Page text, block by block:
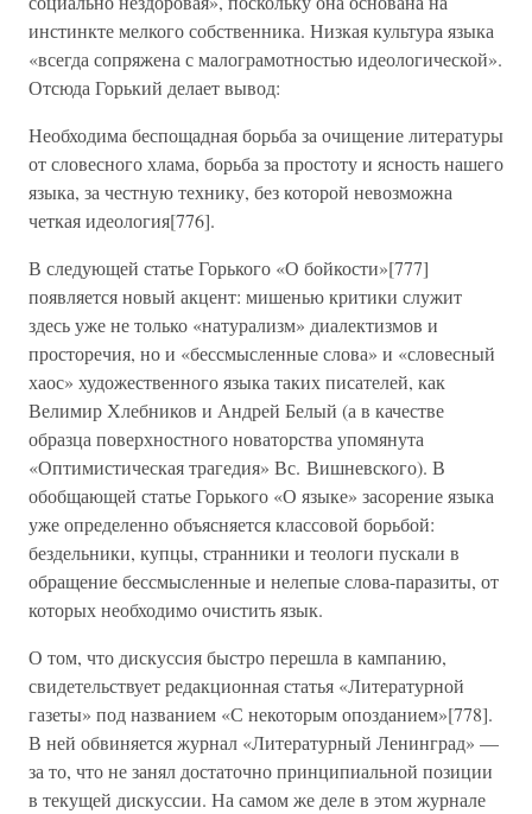
инстинкте мелкого собственника. Низкая культура языка
«всегда сопряжена с малограмотностью идеологической».
Отсюда Горький делает вывод:
Необходима беспощадная борьба за очищение литературы
от словесного хлама, борьба за простоту и ясность нашего
языка, за честную технику, без которой невозможна
четкая идеология[776].
В следующей статье Горького «О бойкости»[777]
появляется новый акцент: мишенью критики служит
здесь уже не только «натурализм» диалектизмов и
просторечия, но и «бессмысленные слова» и «словесный
хаос» художественного языка таких писателей, как
Велимир Хлебников и Андрей Белый (а в качестве
образца поверхностного новаторства упомянута
«Оптимистическая трагедия» Вс. Вишневского). В
обобщающей статье Горького «О языке» засорение языка
уже определенно объясняется классовой борьбой:
бездельники, купцы, странники и теологи пускали в
обращение бессмысленные и нелепые слова-паразиты, от
которых необходимо очистить язык.
О том, что дискуссия быстро перешла в кампанию,
свидетельствует редакционная статья «Литературной
газеты» под названием «С некоторым опозданием»[778].
В ней обвиняется журнал «Литературный Ленинград» —
за то, что не занял достаточно принципиальной позиции
в текущей дискуссии. На самом же деле в этом журнале